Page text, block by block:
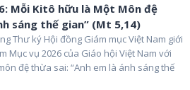
Mỗi Kitô hữu là Một Môn đệ
sáng thế gian” (Mt 5,14)
Thư ký Hội đồng Giám mục Việt Nam giới
Mục vụ 2026 của Giáo hội Việt Nam với
đệ thừa sai: “Anh em là ánh sáng thế